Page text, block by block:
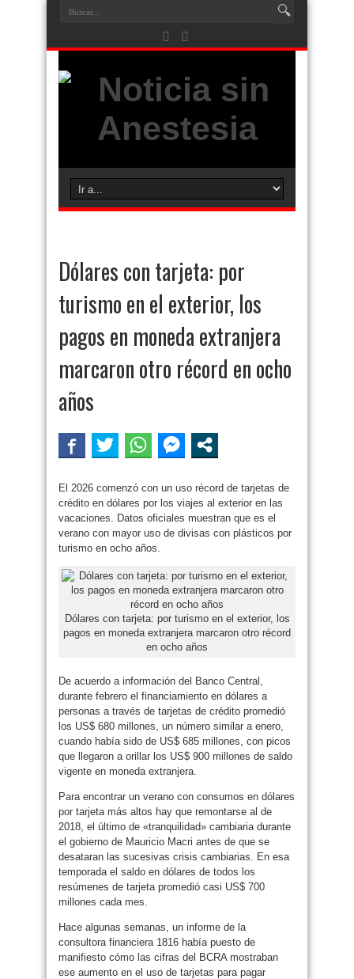
Dólares con tarjeta: por
turismo en el exterior, los
pagos en moneda extranjera
marcaron otro récord en ocho
años
El 2026 comenzó con un uso récord de tarjetas de
crédito en dólares por los viajes al exterior en las
vacaciones. Datos oficiales muestran que es el
verano con mayor uso de divisas con plásticos por
turismo en ocho años.
Dólares con tarjeta: por turismo en el exterior, los
pagos en moneda extranjera marcaron otro récord
en ocho años
De acuerdo a información del Banco Central,
durante febrero el financiamiento en dólares a
personas a través de tarjetas de crédito promedió
los US$ 680 millones, un número similar a enero,
cuando había sido de US$ 685 millones, con picos
que llegaron a orillar los US$ 900 millones de saldo
vigente en moneda extranjera.
Para encontrar un verano con consumos en dólares
por tarjeta más altos hay que remontarse al de
2018, el último de «tranquilidad» cambiaria durante
el gobierno de Mauricio Macri antes de que se
desataran las sucesivas crisis cambiarias. En esa
temporada el saldo en dólares de todos los
resúmenes de tarjeta promedió casi US$ 700
millones cada mes.
Hace algunas semanas, un informe de la
consultora financiera 1816 había puesto de
manifiesto cómo las cifras del BCRA mostraban
ese aumento en el uso de tarjetas para pagar